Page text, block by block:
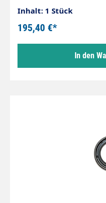
Inhalt: 1 Stück
195,40 €*
In den